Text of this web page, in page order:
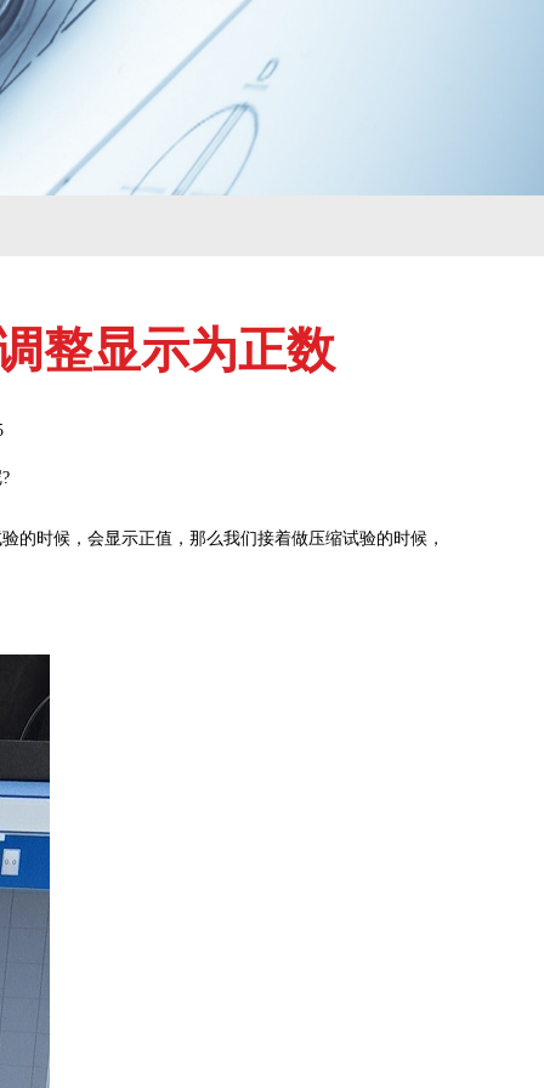
整显示为正数
时候，会显示正值，那么我们接着做压缩试验的时候，